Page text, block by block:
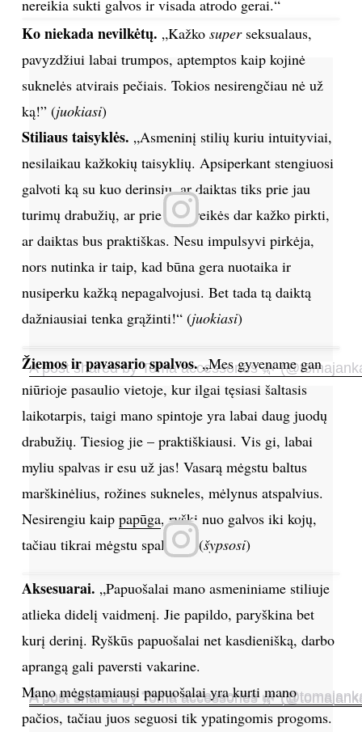
nereikia sukti galvos ir visada atrodo gerai.“
A post shared by Toma accessories 🌿
Ko niekada nevilkėtų. „Kažko superseksualaus,
pavyzdžiui labai trumpos, aptemptos kaip kojinė
suknelės atvirais pečiais. Tokios nesirengčiau nė už
ką!” (juokiasi)
Stiliaus taisyklės. „Asmeninį stilių kuriu intuityviai,
nesilaikau kažkokių taisyklių. Apsiperkant stengiuosi
galvoti ką su kuo derinsiu, ar daiktas tiks prie jau
turimų drabužių, ar prie jo nereikės dar kažko pirkti,
ar daiktas bus praktiškas. Nesu impulsyvi pirkėja,
nors nutinka ir taip, kad būna gera nuotaika ir
nusiperku kažką nepagalvojusi. Bet tada tą daiktą
dažniausiai tenka grąžinti!“ (juokiasi)
A post shared by Toma accessories 🌿
A post shared by Toma accessories 🌿
Žiemos ir pavasario spalvos.„Mes gyvename gan
niūrioje pasaulio vietoje, kur ilgai tęsiasi šaltasis
laikotarpis, taigi mano spintoje yra labai daug juodų
drabužių. Tiesiog jie – praktiškiausi. Vis gi, labai
myliu spalvas ir esu už jas! Vasarą mėgstu baltus
marškinėlius, rožines sukneles, mėlynus atspalvius.
Nesirengiu kaip papūga, ryški nuo galvos iki kojų,
tačiau tikrai mėgstu spalvas!“ (šypsosi)
Aksesuarai. „Papuošalai mano asmeniniame stiliuje
atlieka didelį vaidmenį. Jie papildo, paryškina bet
kurį derinį. Ryškūs papuošalai net kasdienišką, darbo
aprangą gali paversti vakarine.
Mano mėgstamiausi papuošalai yra kurti mano
pačios, tačiau juos seguosi tik ypatingomis progoms.